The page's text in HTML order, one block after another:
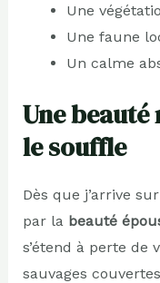
Une
Une faune
Un calme
Une
le souffle
Dès que j’arrive
par la beauté
s’étend à perte de
sauvages